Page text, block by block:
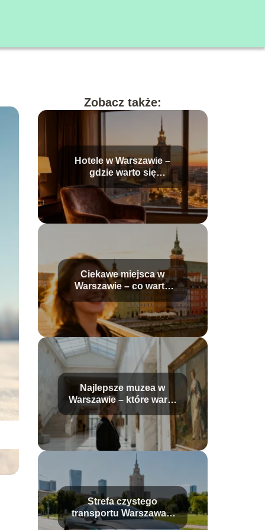
Zobacz także:
Hotele w Warszawie –
gdzie warto się
zatrzymać?
Ciekawe miejsca w
Warszawie – co warto
zobaczyć?
Najlepsze muzea w
Warszawie – które warto
odwiedzić?
Strefa czystego
transportu Warszawa –
zasady, mapa, wjazd